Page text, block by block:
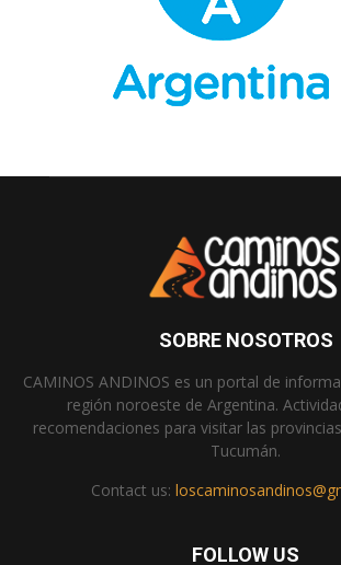
SOBRE NOSOTROS
CAMINOS ANDINOS es un portal de
región noroeste de Argentina.
recomendaciones para visitar las
Tucumán.
Contact us:
FOLLOW US